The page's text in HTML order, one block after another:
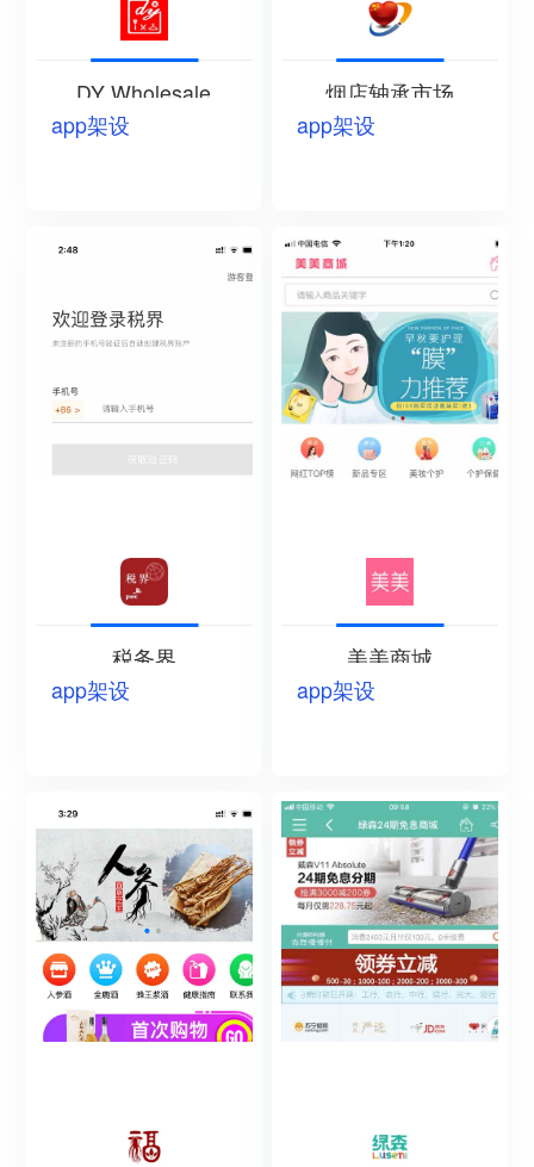
DY Wholesale
app架设
烟店轴承市场
app架设
税务界
app架设
美美商城
app架设